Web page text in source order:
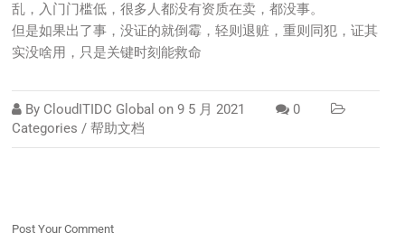
乱，入门门槛低，很多人都没有资质在卖，都没事。
但是如果出了事，没证的就倒霉，轻则退赃，重则同犯，证其
实没啥用，只是关键时刻能救命
By CloudITIDC Global on9 5 月 2021
0
Categories /帮助文档
Post Your Comment